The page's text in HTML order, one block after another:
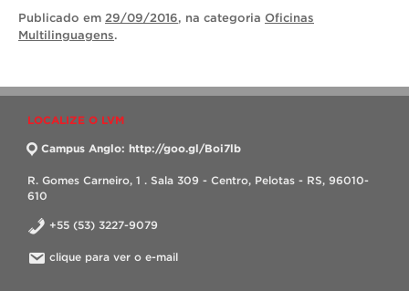
Publicado em 29/09/2016, na categoria Oficinas
Multilinguagens.
LOCALIZE O LVM
Campus Anglo: http://goo.gl/Boi7lb
R. Gomes Carneiro, 1 . Sala 309 - Centro, Pelotas - RS, 96010-
610
+55 (53) 3227-9079
clique para ver o e-mail